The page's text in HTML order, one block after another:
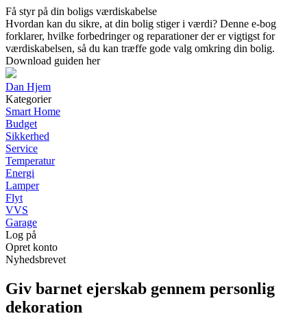
Få styr på din boligs værdiskabelse
Hvordan kan du sikre, at din bolig stiger i værdi? Denne e-bog
forklarer, hvilke forbedringer og reparationer der er vigtigst for
værdiskabelsen, så du kan træffe gode valg omkring din bolig.
Download guiden her
Dan Hjem
Kategorier
Smart Home
Budget
Sikkerhed
Service
Temperatur
Energi
Lamper
Flyt
VVS
Garage
Log på
Opret konto
Nyhedsbrevet
Giv barnet ejerskab gennem personlig
dekoration